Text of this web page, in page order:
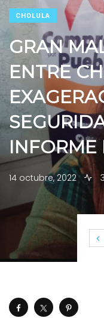
CHOLULA
GRAN
ENTRE
INFORME
14 octubre, 2022